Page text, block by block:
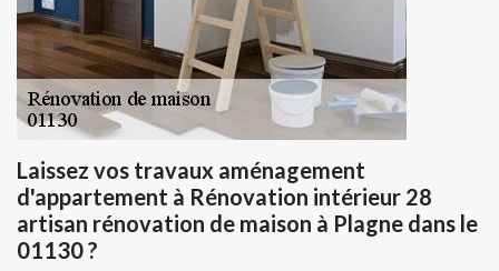
Laissez vos travaux aménagement
d'appartement à Rénovation intérieur 28
artisan rénovation de maison à Plagne dans le
01130 ?